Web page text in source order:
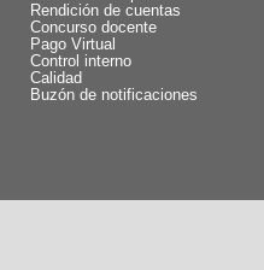
Rendición de cuentas
Concurso docente
Pago Virtual
Control interno
Calidad
Buzón de notificaciones